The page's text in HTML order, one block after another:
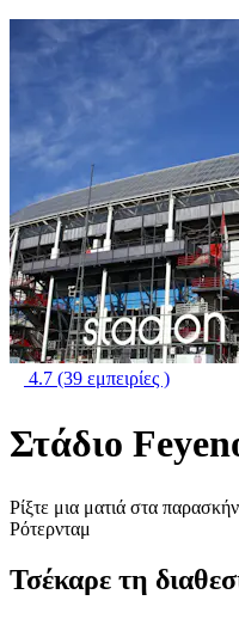
4.7 (39 εμπειρίες )
Στάδιο
Ρίξτε μια ματιά στα
Ρότερνταμ
Τσέκαρε τη